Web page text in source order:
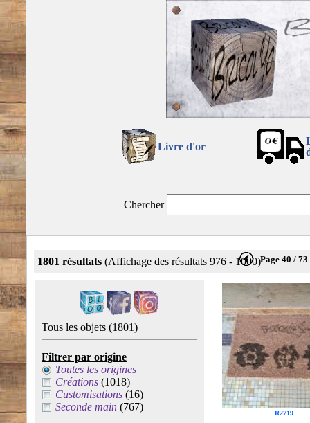
Livre d'or
Chercher
1801 résultats (Affichage des résultats 976 - 1000)Page 40 / 73
Tous les objets (1801)
Filtrer par origine
Toutes les origines
Créations (1018)
Customisations (16)
Seconde main (767)
R2719